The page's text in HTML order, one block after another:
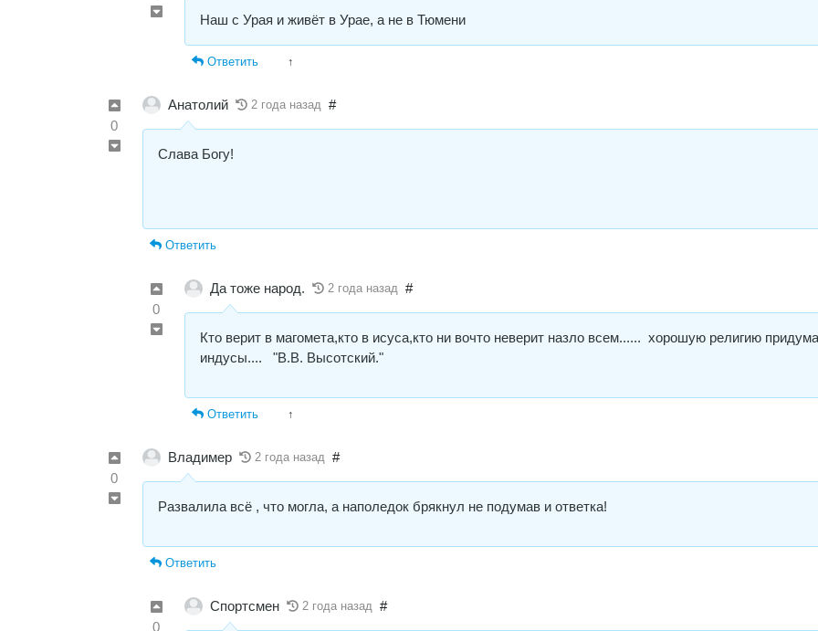
Наш с Урая и живёт в Урае, а не в Тюмени
Ответить ↑
0
Анатолий 2 года назад #
Слава Богу!
Ответить
0
Да тоже народ. 2 года назад #
Кто верит в магомета,кто в исуса,кто ни вочто неверит назло всем...... хорошую религию
индусы.... "В.В. Высотский."
Ответить ↑
0
Владимер 2 года назад #
Развалила всё , что могла, а наполедок брякнул не подумав и ответка!
Ответить
0
Спортсмен 2 года назад #